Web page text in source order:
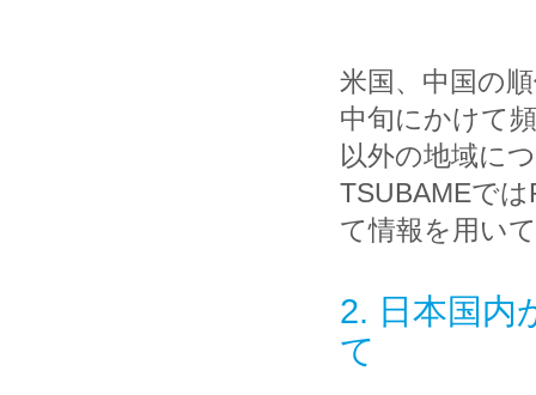
米国、中国の
中旬にかけて
以外の地域に
TSUBAMEで
て情報を用い
2. 日本国内
て